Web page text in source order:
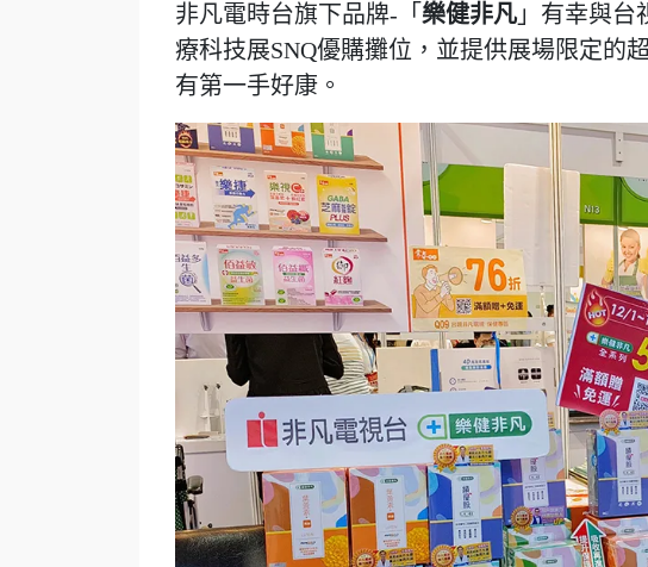
非凡電時台旗下品牌-「 樂健非凡 」有幸與台
療科技展SNQ優購攤位，並提供展場限定的
有第一手好康。